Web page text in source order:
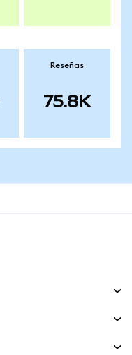
Reseñas
75.8K